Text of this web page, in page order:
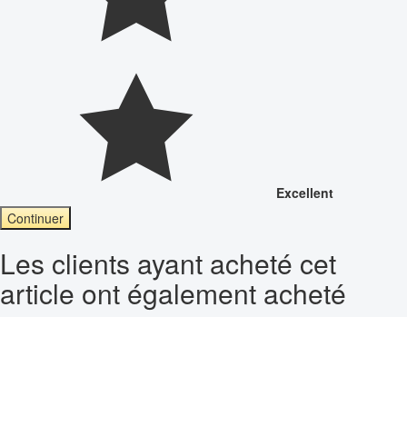
Excellent
Continuer
Les clients ayant acheté cet
article ont également acheté